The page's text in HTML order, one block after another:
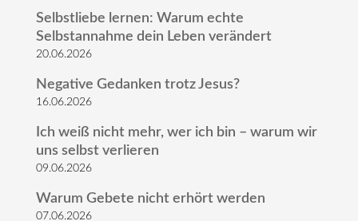
Selbstliebe lernen: Warum echte
Selbstannahme dein Leben verändert
20.06.2026
Negative Gedanken trotz Jesus?
16.06.2026
Ich weiß nicht mehr, wer ich bin – warum wir
uns selbst verlieren
09.06.2026
Warum Gebete nicht erhört werden
07.06.2026